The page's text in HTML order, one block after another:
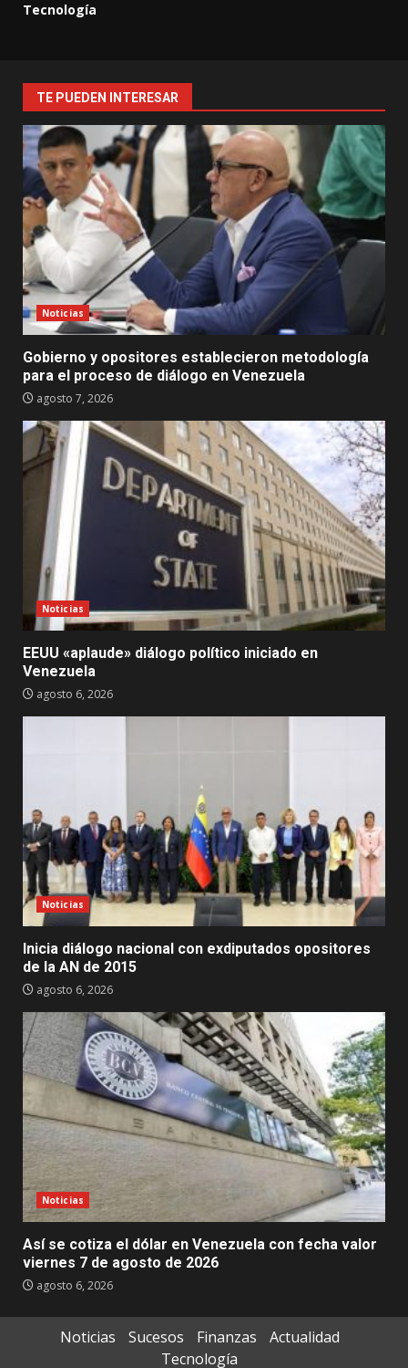
Tecnología
TE PUEDEN INTERESAR
Noticias
Gobierno y opositores establecieron metodología
para el proceso de diálogo en Venezuela
agosto 7, 2026
Noticias
EEUU «aplaude» diálogo político iniciado en
Venezuela
agosto 6, 2026
Noticias
Inicia diálogo nacional con exdiputados opositores
de la AN de 2015
agosto 6, 2026
Noticias
Así se cotiza el dólar en Venezuela con fecha valor
viernes 7 de agosto de 2026
agosto 6, 2026
Noticias Sucesos Finanzas
Actualidad
Tecnología